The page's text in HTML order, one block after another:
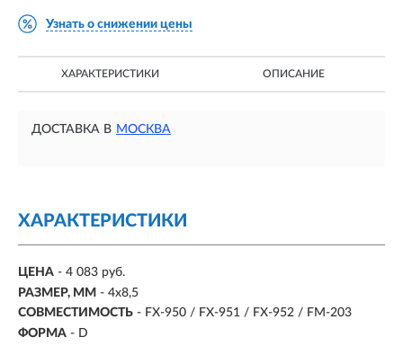
Узнать о снижении цены
ХАРАКТЕРИСТИКИ ОПИСАНИЕ
ДОСТАВКА В МОСКВА
ХАРАКТЕРИСТИКИ
ЦЕНА - 4 083 руб.
РАЗМЕР, ММ - 4х8,5
СОВМЕСТИМОСТЬ - FX-950 / FX-951 / FX-952 / FM-203
ФОРМА - D